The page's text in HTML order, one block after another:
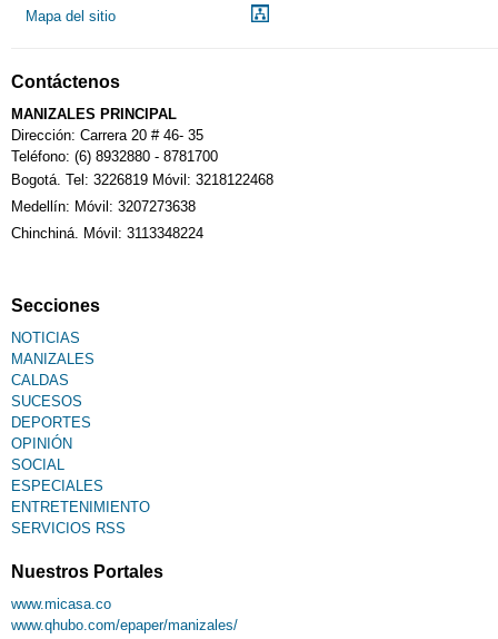
Calendario Tributario
Sudoku
Mapa del sitio
Contáctenos
MANIZALES PRINCIPAL
Dirección: Carrera 20 # 46- 35
Teléfono: (6) 8932880 - 8781700
Bogotá. Tel: 3226819 Móvil: 3218122468
Medellín: Móvil: 3207273638
Chinchiná. Móvil: 3113348224
Secciones
NOTICIAS
MANIZALES
CALDAS
SUCESOS
DEPORTES
OPINIÓN
SOCIAL
ESPECIALES
ENTRETENIMIENTO
SERVICIOS RSS
Nuestros Portales
www.micasa.co
www.qhubo.com/epaper/manizales/